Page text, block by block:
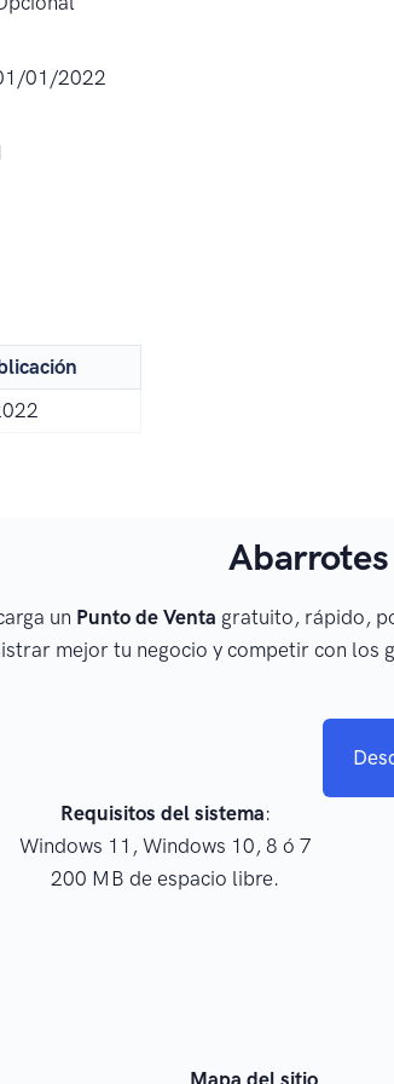
01/2022
Abarrotes
un Punto de Venta gratuito, rápido,
mejor tu negocio y competir con los
Requisitos del sistema:
Windows 11, Windows 10, 8 ó 7
200 MB de espacio libre.
Mapa del sitio